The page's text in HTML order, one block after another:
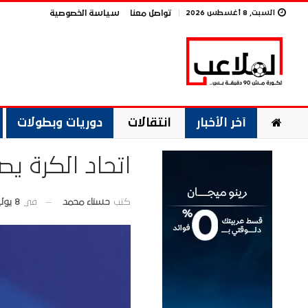
السبت, 8 أغسطس 2026 تواصل معنا سياسة الخصوصية
آخر الأخبار انتقالات دوريات وبطولات
اتحاد الكرة
كتب حسناء محمد في 8 يوليو 2026